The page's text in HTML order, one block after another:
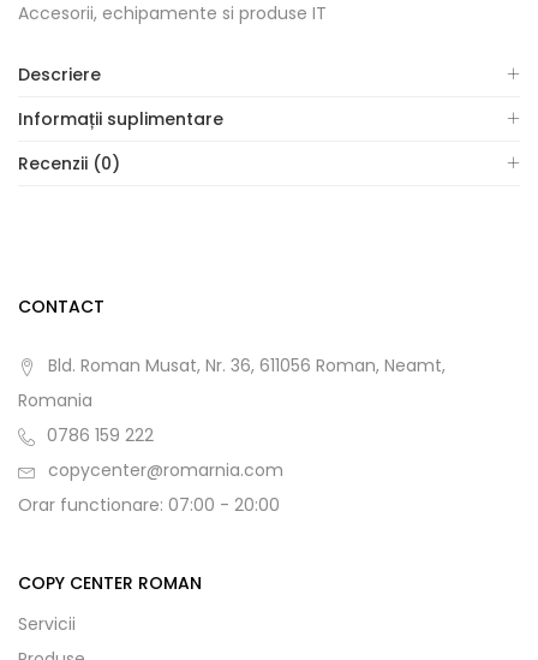
Accesorii, echipamente si produse IT
Descriere
Informații suplimentare
Recenzii (0)
CONTACT
Bld. Roman Musat, Nr. 36, 611056 Roman, Neamt,
Romania
0786 159 222
copycenter@romarnia.com
Orar functionare: 07:00 - 20:00
COPY CENTER ROMAN
Servicii